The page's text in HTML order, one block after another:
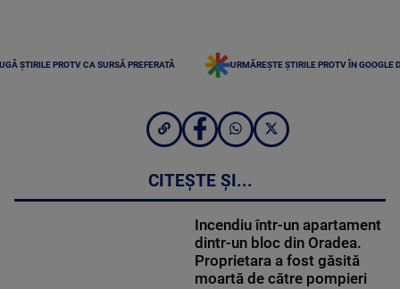
ȘTIRILE PROTV CA SURSĂ PREFERATĂ URMĂREȘTE ȘTIRILE PROTV ÎN GOOGLE
CITEȘTE ȘI...
Incendiu într-un apartament
dintr-un bloc din Oradea.
Proprietara a fost găsită
moartă de către pompieri